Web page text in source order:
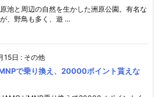
池と周辺の自然を生かした洲原公園。有名な
、野鳥も多く、遊 ...
15日 : その他
で乗り換え、20000ポイント貰えな